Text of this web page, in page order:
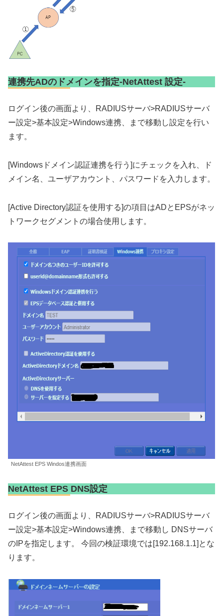
連携先ADのドメインを指定-NetAttest 設定-
ログイン後の画面より、RADIUSサーバ>RADIUSサーバ
ー設定>基本設定>Windows連携、まで移動し設定を行い
ます。
[Windowsドメイン認証連携を行う]にチェックを入れ、ド
メイン名、ユーザアカウント、パスワードを入力します。
[Active Directory認証を使用する]の項目はADとEPSがネッ
トワークセグメントの場合使用します。
NetAttest EPS Windos連携画面
NetAttest EPS DNS設定
ログイン後の画面より、RADIUSサーバ>RADIUSサーバ
ー設定>基本設定>Windows連携、まで移動し DNSサーバ
のIPを指定します。 今回の検証環境では[192.168.1.1]とな
ります。